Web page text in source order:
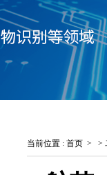
当前位置 : 首页 > >